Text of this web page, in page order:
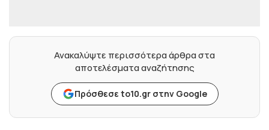
Ανακαλύψτε περισσότερα άρθρα στα
αποτελέσματα αναζήτησης
Πρόσθεσε to10.gr στην Google